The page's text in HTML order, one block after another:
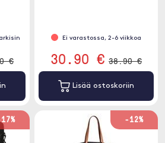
€
Ei varastossa, 2-6 viikkoa
30.90 € 38.90 €
Lisää ostoskoriin
-12%